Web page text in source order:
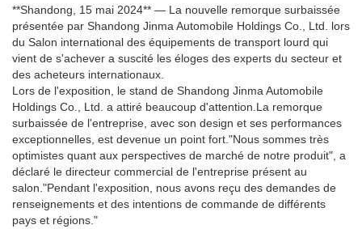
**Shandong, 15 mai 2024** — La nouvelle remorque surbaissée
présentée par Shandong Jinma Automobile Holdings Co., Ltd. lors
du Salon international des équipements de transport lourd qui
vient de s'achever a suscité les éloges des experts du secteur et
des acheteurs internationaux.
Lors de l'exposition, le stand de Shandong Jinma Automobile
Holdings Co., Ltd. a attiré beaucoup d'attention. La remorque
surbaissée de l'entreprise, avec son design et ses performances
exceptionnelles, est devenue un point fort. "Nous sommes très
optimistes quant aux perspectives de marché de notre produit", a
déclaré le directeur commercial de l'entreprise présent au
salon. "Pendant l'exposition, nous avons reçu des demandes de
renseignements et des intentions de commande de différents
pays et régions."